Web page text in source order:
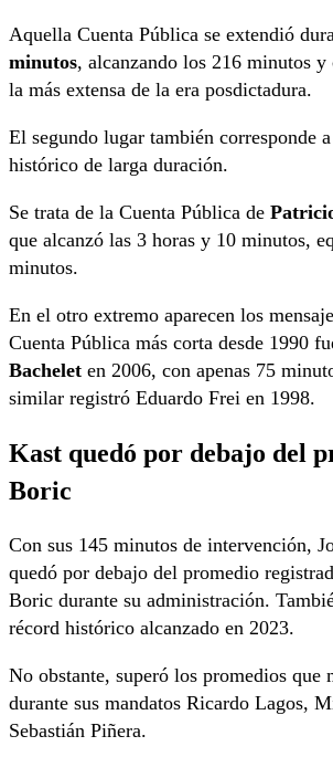
Aquella Cuenta Pública se extendió
minutos, alcanzando los 216 minutos
la más extensa de la era posdictadura.
El segundo lugar también corresponde
histórico de larga duración.
Se trata de la Cuenta Pública de
que alcanzó las 3 horas y 10 minutos,
minutos.
En el otro extremo aparecen los
Cuenta Pública más corta desde 1990
Bachelet en 2006, con apenas 75
similar registró Eduardo Frei en 1998.
Kast quedó por debajo del
Boric
Con sus 145 minutos de intervención,
quedó por debajo del promedio
Boric durante su administración.
récord histórico alcanzado en 2023.
No obstante, superó los promedios que
durante sus mandatos Ricardo Lagos,
Sebastián Piñera.